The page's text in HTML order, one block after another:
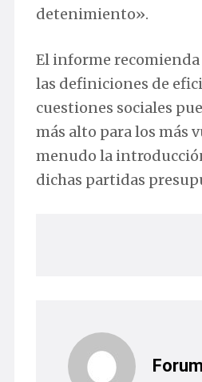
detenimiento».
El informe recomienda
las definiciones de
cuestiones sociales
más alto para los más
menudo la
dichas partidas